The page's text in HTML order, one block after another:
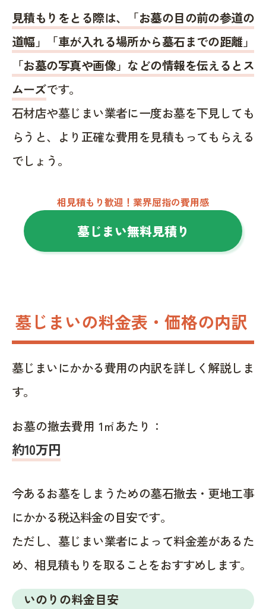
見積もりをとる際は、「お墓の目の前の参道の
道幅」「車が入れる場所から墓石までの距離」
「お墓の写真や画像」などの情報を伝えるとス
ムーズです。
石材店や墓じまい業者に一度お墓を下見しても
らうと、より正確な費用を見積もってもらえる
でしょう。
相見積もり歓迎！業界屈指の費用感
墓じまい無料見積り
墓じまいの料金表・価格の内訳
墓じまいにかかる費用の内訳を詳しく解説しま
す。
お墓の撤去費用 1㎡あたり：
約10万円
今あるお墓をしまうための墓石撤去・更地工事
にかかる税込料金の目安です。
ただし、墓じまい業者によって料金差があるた
め、相見積もりを取ることをおすすめします。
いのりの料金目安